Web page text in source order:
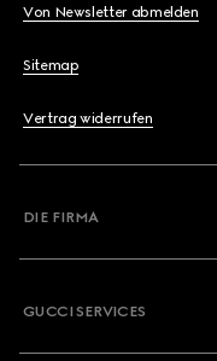
Von Newsletter abmelden
Sitemap
Vertrag widerrufen
DIE FIRMA
GUCCI SERVICES